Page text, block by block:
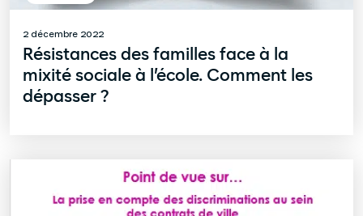
2 décembre 2022
Résistances des familles face à la
mixité sociale à l’école. Comment les
dépasser ?